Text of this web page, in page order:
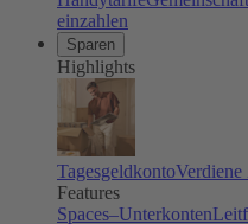
einzahlen
Sparen
Highlights
TagesgeldkontoVerdiene
Features
Spaces–Unterkonten